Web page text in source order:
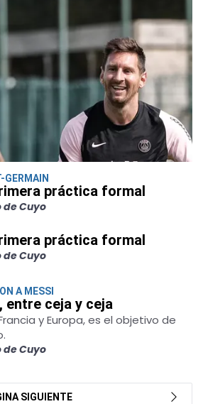
GERMAIN
práctica formal
de Cuyo
práctica formal
de Cuyo
A MESSI
entre ceja y ceja
y Europa, es el objetivo de
de Cuyo
SIGUIENTE